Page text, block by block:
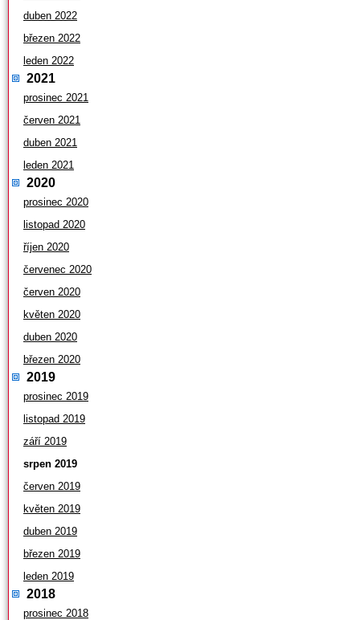
duben 2022
březen 2022
leden 2022
2021
prosinec 2021
červen 2021
duben 2021
leden 2021
2020
prosinec 2020
listopad 2020
říjen 2020
červenec 2020
červen 2020
květen 2020
duben 2020
březen 2020
2019
prosinec 2019
listopad 2019
září 2019
srpen 2019
červen 2019
květen 2019
duben 2019
březen 2019
leden 2019
2018
prosinec 2018